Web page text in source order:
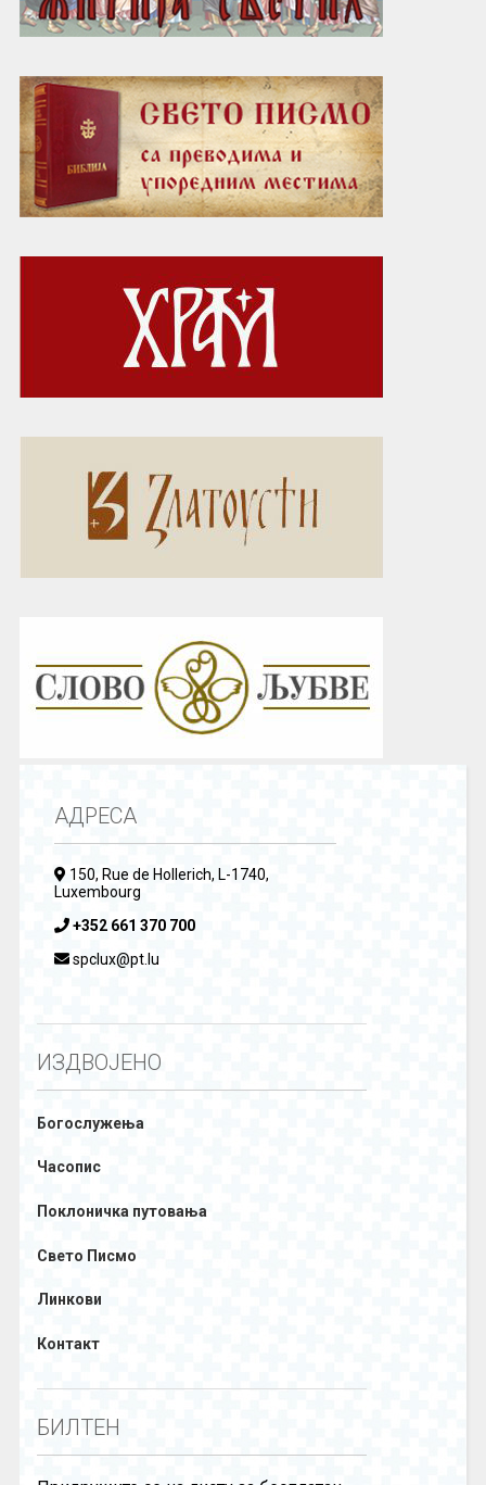
АДРЕСА
150, Rue de Hollerich, L-1740,
Luxembourg
+352 661 370 700
spclux@pt.lu
ИЗДВОЈЕНО
Богослужења
Часопис
Поклоничка путовања
Свето Писмо
Линкови
Контакт
БИЛТЕН